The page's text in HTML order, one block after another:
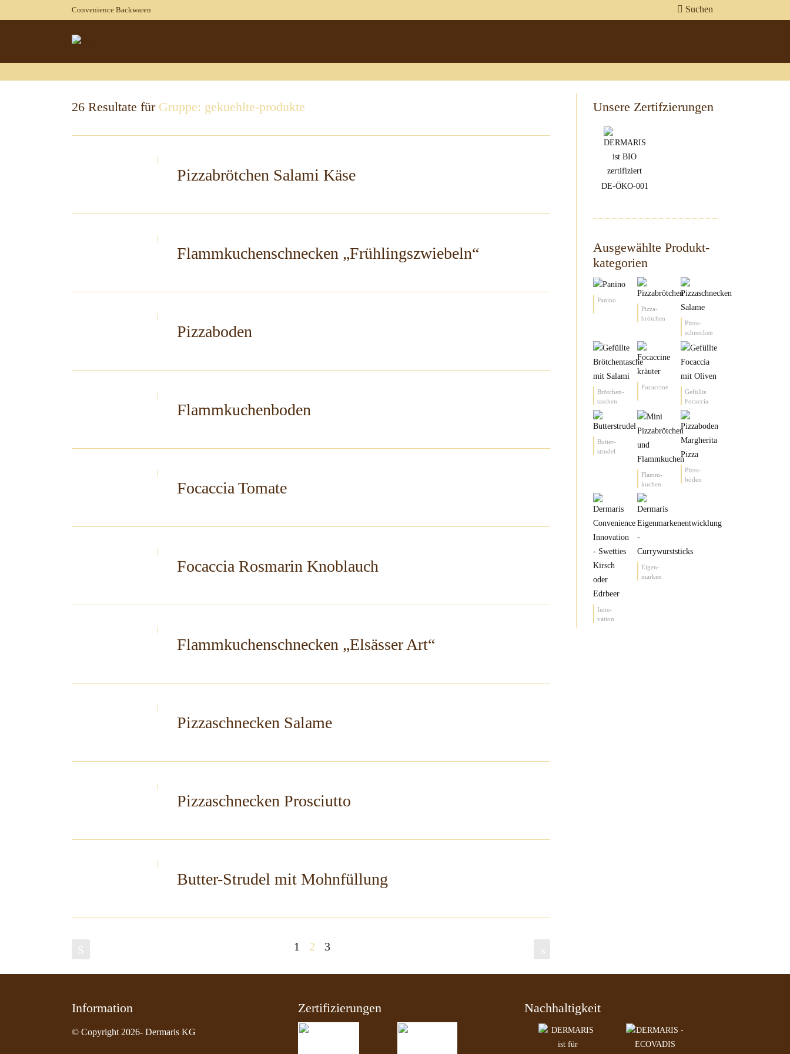
Convenience Backwaren Suchen
26 Resultate für Gruppe: gekuehlte-produkte
Pizzabrötchen Salami Käse
Flammkuchenschnecken „Frühlingszwiebeln“
Pizzaboden
Flammkuchenboden
Focaccia Tomate
Focaccia Rosmarin Knoblauch
Flammkuchenschnecken „Elsässer Art“
Pizzaschnecken Salame
Pizzaschnecken Prosciutto
Butter-Strudel mit Mohnfüllung
1 2 3
Unsere Zertifzierungen
DE-ÖKO-001
Ausgewählte Produkt-
kategorien
Panino
Pizza-
brötchen
Pizza-
schnecken
Brötchen-
taschen
Focaccine
Gefüllte
Focaccia
Butter-
strudel
Flamm-
kuchen
Pizza-
böden
Inno-
vation
Eigen-
marken
Information
© Copyright 2026- Dermaris KG
Zertifizierungen Nachhaltigkeit